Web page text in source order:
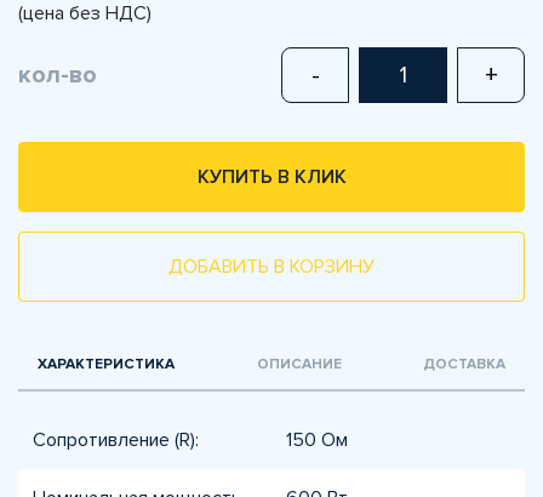
(цена без НДС)
кол-во - +
КУПИТЬ В КЛИК
ДОБАВИТЬ В КОРЗИНУ
ХАРАКТЕРИСТИКА ОПИСАНИЕ ДОСТАВКА
Сопротивление (R): 150 Ом